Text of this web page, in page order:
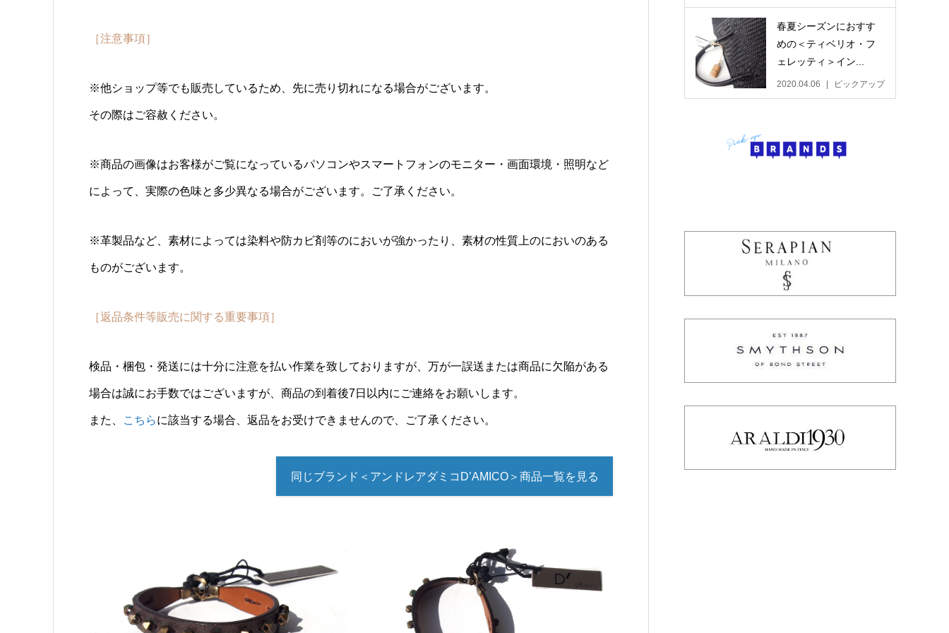
［注意事項］
※他ショップ等でも販売しているため、先に売り切れになる場合がございます。
その際はご容赦ください。
※商品の画像はお客様がご覧になっているパソコンやスマートフォンのモニター・画面環境・照明など
によって、実際の色味と多少異なる場合がございます。ご了承ください。
※革製品など、素材によっては染料や防カビ剤等のにおいが強かったり、素材の性質上のにおいのある
ものがございます。
［返品条件等販売に関する重要事項］
検品・梱包・発送には十分に注意を払い作業を致しておりますが、万が一誤送または商品に欠陥がある
場合は誠にお手数ではございますが、商品の到着後7日以内にご連絡をお願いします。
また、 こちらに該当する場合、返品をお受けできませんので、ご了承ください。
同じブランド＜アンドレアダミコD’AMICO＞商品一覧を見る
春夏シーズンにおすす
めの＜ティベリオ・フ
ェレッティ＞イン...
2020.04.06 ピックアップ